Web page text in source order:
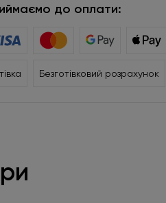
до оплати:
Безготівковий розрахунок